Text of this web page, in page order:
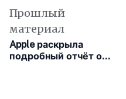
Прошлый
материал
Apple раскрыла
подробный отчёт о